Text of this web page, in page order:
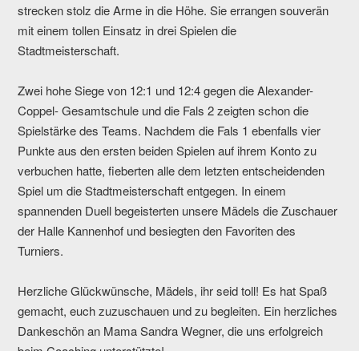
strecken stolz die Arme in die Höhe. Sie errangen souverän
mit einem tollen Einsatz in drei Spielen die
Stadtmeisterschaft.
Zwei hohe Siege von 12:1 und 12:4 gegen die Alexander-
Coppel- Gesamtschule und die Fals 2 zeigten schon die
Spielstärke des Teams. Nachdem die Fals 1 ebenfalls vier
Punkte aus den ersten beiden Spielen auf ihrem Konto zu
verbuchen hatte, fieberten alle dem letzten entscheidenden
Spiel um die Stadtmeisterschaft entgegen. In einem
spannenden Duell begeisterten unsere Mädels die Zuschauer
der Halle Kannenhof und besiegten den Favoriten des
Turniers.
Herzliche Glückwünsche, Mädels, ihr seid toll! Es hat Spaß
gemacht, euch zuzuschauen und zu begleiten. Ein herzliches
Dankeschön an Mama Sandra Wegner, die uns erfolgreich